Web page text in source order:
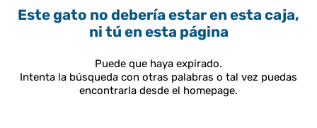
Este gato no debería estar en esta caja,
ni tú en esta página
Puede que haya expirado.
Intenta la búsqueda con otras palabras o tal vez puedas
encontrarla desde el homepage.